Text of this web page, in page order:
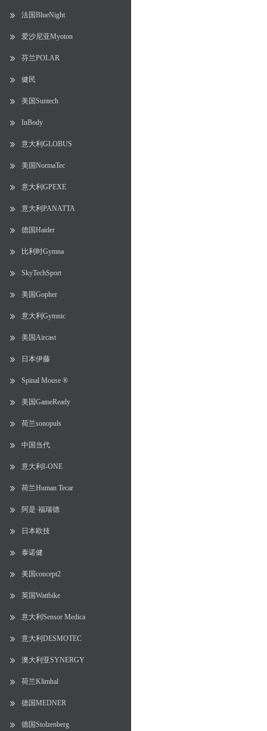
法国BlueNight
爱沙尼亚Myoton
芬兰POLAR
健民
美国Suntech
InBody
意大利GLOBUS
美国NormaTec
意大利GPEXE
意大利PANATTA
德国Haider
比利时Gymna
SkyTechSport
美国Gopher
意大利Gymnic
美国Aircast
日本伊藤
Spinal Mouse ®
美国GameReady
荷兰sonopuls
中国当代
意大利I-ONE
荷兰Human Tecar
阿是·福瑞德
日本欧技
泰诺健
美国concept2
英国Wattbike
意大利Sensor Medica
意大利DESMOTEC
澳大利亚SYNERGY
荷兰Klimhal
德国MEDNER
德国Stolzenberg